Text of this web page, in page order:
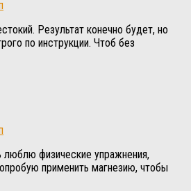
Результат конечно будет, но
по инструкции. Чтоб без
люблю физические упражнения,
применить магнезию, чтобы